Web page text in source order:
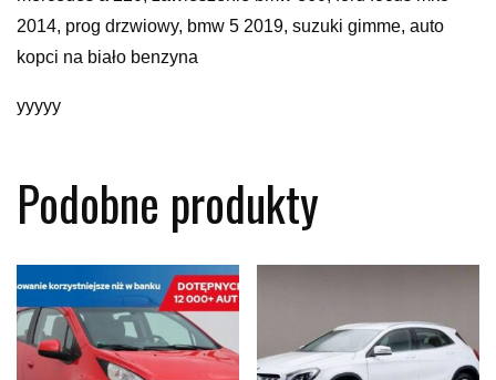
2014, prog drzwiowy, bmw 5 2019, suzuki gimme, auto
kopci na biało benzyna
yyyyy
Podobne produkty